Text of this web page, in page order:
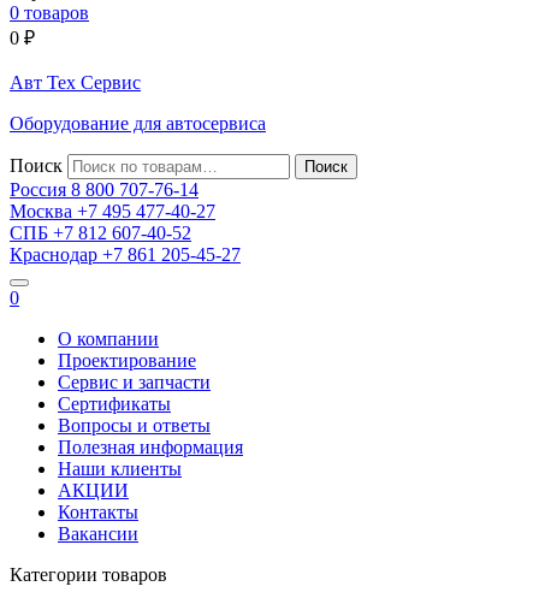
0 товаров
0 ₽
Авт Тех Сервис
Оборудование для автосервиса
Поиск
Россия 8 800 707-76-14
Москва +7 495 477-40-27
СПБ +7 812 607-40-52
Краснодар +7 861 205-45-27
0
О компании
Проектирование
Сервис и запчасти
Сертификаты
Вопросы и ответы
Полезная информация
Наши клиенты
АКЦИИ
Контакты
Вакансии
Категории товаров